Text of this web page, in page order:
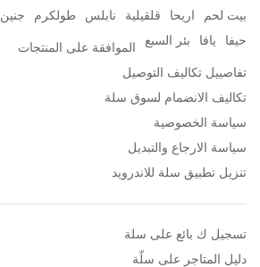
بيت لحم
اريحا قلقيلية نابلس طولكرم جنين
حيفا
يافا بئر السبع
الموافقة على المنتجات
تفاصييل تكاليف التوصيل
تكاليف الانضمام لسوق سلة
سياسة الخصوصية
سياسة الارجاع والتبديل
تنزيل تطبيق سلة للاندرويد
تسجيل ك بائع على سلة
دليل المتاجر على سلّة